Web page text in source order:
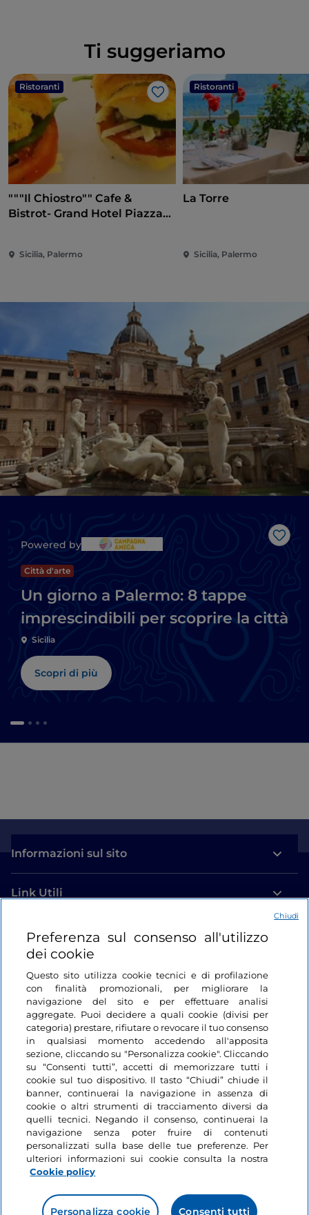
Ti suggeriamo
Ristoranti
Like
"""Il Chiostro"" Cafe &
Bistrot- Grand Hotel Piazza
Sicilia, Palermo
Ristoranti
La Torre
Sicilia, Palermo
Like
Powered by
Città d'arte
Un giorno a Palermo: 8 tappe
imprescindibili per scoprire la città
Sicilia
Scopri di più
Informazioni sul sito
Link Utili
Login
Restiamo in contatto
Preferenza sul consenso all'utilizzo
dei cookie
Questo sito utilizza cookie tecnici e di profilazione
con finalità promozionali, per migliorare la
navigazione del sito e per effettuare analisi
aggregate. Puoi decidere a quali cookie (divisi per
categoria) prestare, rifiutare o revocare il tuo consenso
in qualsiasi momento accedendo all'apposita
sezione, cliccando su "Personalizza cookie". Cliccando
su “Consenti tutti”, accetti di memorizzare tutti i
cookie sul tuo dispositivo. Il tasto “Chiudi” chiude il
banner, continuerai la navigazione in assenza di
cookie o altri strumenti di tracciamento diversi da
quelli tecnici. Negando il consenso, continuerai la
navigazione senza poter fruire di contenuti
personalizzati sulla base delle tue preferenze. Per
ulteriori informazioni sui cookie consulta la nostra
Cookie policy
Personalizza cookie Consenti tutti
Chiudi